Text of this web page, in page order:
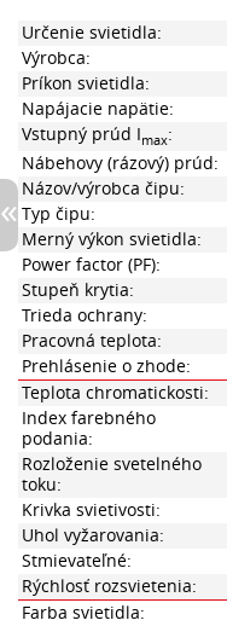
Určenie svietidla:
Výrobca:
Príkon svietidla:
Napájacie napätie:
Vstupný prúd Imax:
Nábehovy (rázový) prúd:
Názov/výrobca čipu:
Typ čipu:
Merný výkon svietidla:
Power factor (PF):
Stupeň krytia:
Trieda ochrany:
Pracovná teplota:
Prehlásenie o zhode:
Teplota chromatickosti:
Index farebného
podania:
Rozloženie svetelného
toku:
Krivka svietivosti:
Uhol vyžarovania:
Stmievateľné:
Rýchlosť rozsvietenia:
Farba svietidla: